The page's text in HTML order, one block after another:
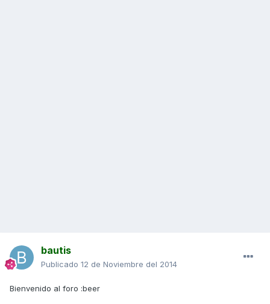
bautis
Publicado 12 de Noviembre del 2014
Bienvenido al foro :beer